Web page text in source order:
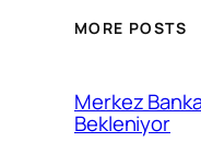
MORE POSTS
Merkez
Bekleniyor